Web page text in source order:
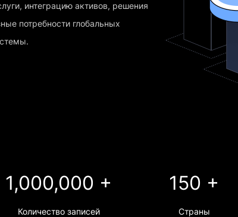
интеграцию активов, решения
потребности глобальных
1,000,000 +
Количество записей
150 +
Страны